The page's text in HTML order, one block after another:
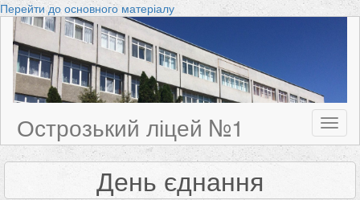
Перейти до основного матеріалу
Острозький ліцей №1
День єднання